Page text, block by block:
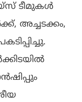
ടീമുകൾ
അച്ചടക്കം,